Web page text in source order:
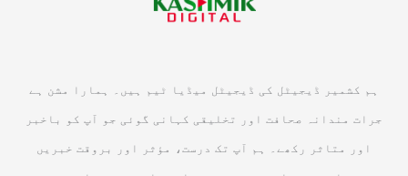
ہم کشمیر ڈیجیٹل کی ڈیجیٹل میڈیا ٹیم ہیں۔ ہمارا مشن ہے
جرات مندانہ صحافت اور تخلیقی کہانی گوئی جو آپ کو باخبر
اور متاثر رکھے۔ ہم آپ تک درست، مؤثر اور بروقت خبریں